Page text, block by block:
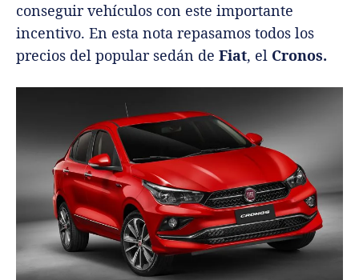
conseguir vehículos con este importante
incentivo. En esta nota repasamos todos los
precios del popular sedán de Fiat, el Cronos.